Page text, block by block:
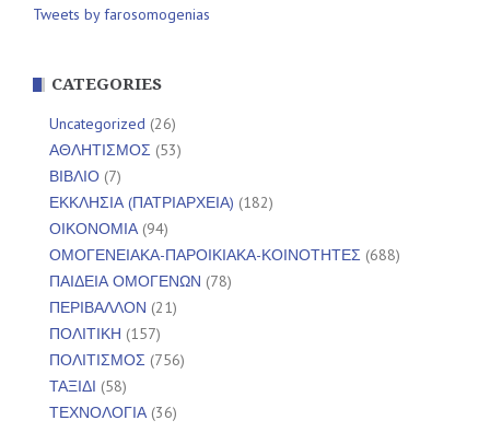
Tweets by farosomogenias
CATEGORIES
Uncategorized (26)
ΑΘΛΗΤΙΣΜΟΣ (53)
ΒΙΒΛΙΟ (7)
ΕΚΚΛΗΣΙΑ (ΠΑΤΡΙΑΡΧΕΙΑ) (182)
ΟΙΚΟΝΟΜΙΑ(94)
ΟΜΟΓΕΝΕΙΑΚΑ-ΠΑΡΟΙΚΙΑΚΑ-ΚΟΙΝΟΤΗΤΕΣ (688)
ΠΑΙΔΕΙΑ ΟΜΟΓΕΝΩΝ (78)
ΠΕΡΙΒΑΛΛΟΝ (21)
ΠΟΛΙΤΙΚΗ (157)
ΠΟΛΙΤΙΣΜΟΣ (756)
ΤΑΞΙΔΙ (58)
ΤΕΧΝΟΛΟΓΙΑ(36)